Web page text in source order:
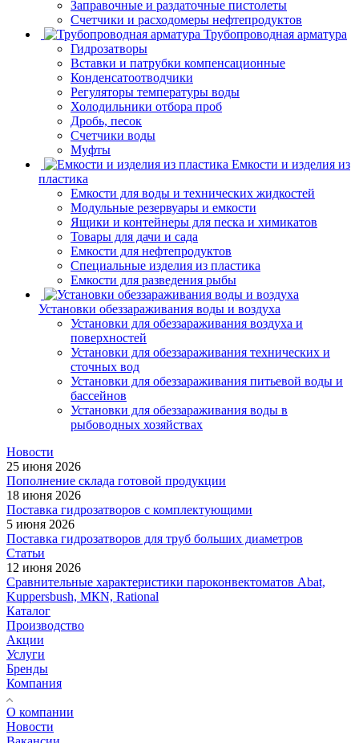
Заправочные и раздаточные пистолеты
Счетчики и расходомеры нефтепродуктов
Трубопроводная арматура
Гидрозатворы
Вставки и патрубки компенсационные
Конденсатоотводчики
Регуляторы температуры воды
Холодильники отбора проб
Дробь, песок
Счетчики воды
Муфты
Емкости и изделия из
пластика
Емкости для воды и технических жидкостей
Модульные резервуары и емкости
Ящики и контейнеры для песка и химикатов
Товары для дачи и сада
Емкости для нефтепродуктов
Специальные изделия из пластика
Емкости для разведения рыбы
Установки обеззараживания воды и воздуха
Установки для обеззараживания воздуха и
поверхностей
Установки для обеззараживания технических и
сточных вод
Установки для обеззараживания питьевой воды и
бассейнов
Установки для обеззараживания воды в
рыбоводных хозяйствах
Новости
25 июня 2026
Пополнение склада готовой продукции
18 июня 2026
Поставка гидрозатворов с комплектующими
5 июня 2026
Поставка гидрозатворов для труб больших диаметров
Статьи
12 июня 2026
Сравнительные характеристики пароконвектоматов Abat,
Kuppersbush, МКN, Rational
Каталог
Производство
Акции
Услуги
Бренды
Компания
О компании
Новости